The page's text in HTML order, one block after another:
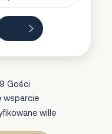
Gości
wsparcie
wille